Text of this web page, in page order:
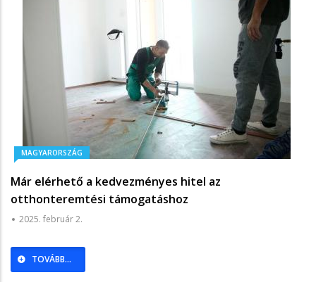
MAGYARORSZÁG
Már elérhető a kedvezményes hitel az
otthonteremtési támogatáshoz
2025. február 2.
TOVÁBB...